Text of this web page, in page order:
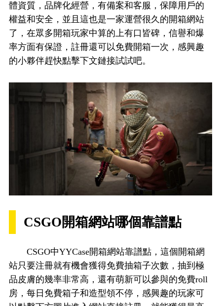
體資質，品牌化經營，有備案和客服，保障用戶的
權益和安全，並且這也是一家運營很久的開箱網站
了，在眾多開箱玩家中算的上有口皆碑，信譽和爆
率方面有保證，註冊還可以免費開箱一次，感興趣
的小夥伴趕快點擊下文鏈接試試吧。
CSGO開箱網站哪個靠譜點
CSGO中YYCase開箱網站靠譜點，這個開箱網
站只要注冊就有機會獲得免費抽箱子次數，抽到極
品皮膚的幾率非常高，還有萌新可以參與的免費roll
房，每日免費箱子和造型領不停，感興趣的玩家可